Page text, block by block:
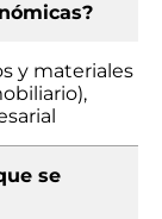
y materiales
se